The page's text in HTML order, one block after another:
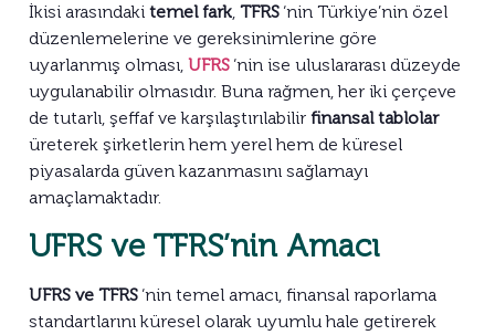
İkisi arasındaki temel fark, TFRS ‘nin Türkiye’nin özel
düzenlemelerine ve gereksinimlerine göre
uyarlanmış olması, UFRS ‘nin ise uluslararası düzeyde
uygulanabilir olmasıdır. Buna rağmen, her iki çerçeve
de tutarlı, şeffaf ve karşılaştırılabilir finansal tablolar
üreterek şirketlerin hem yerel hem de küresel
piyasalarda güven kazanmasını sağlamayı
amaçlamaktadır.
UFRS ve TFRS’nin Amacı
UFRS ve TFRS ‘nin temel amacı, finansal raporlama
standartlarını küresel olarak uyumlu hale getirerek